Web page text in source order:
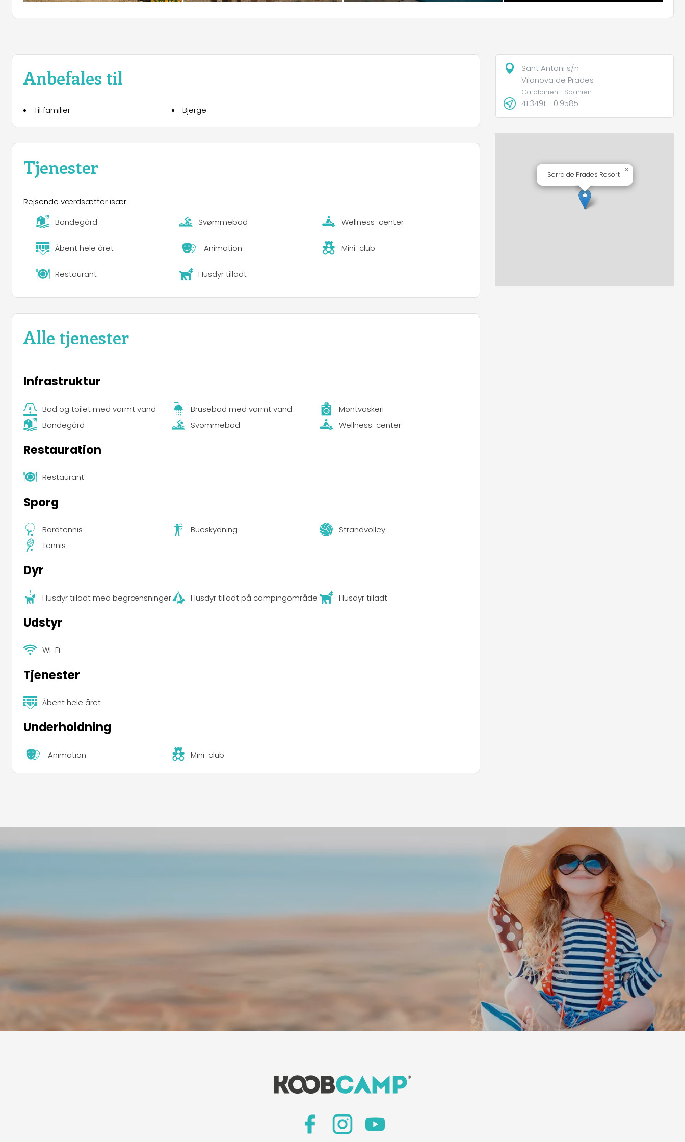
Anbefales til
Til familier Bjerge
Tjenester
Rejsende værdsætter især:
Bondegård
Svømmebad Wellness-center
Åbent hele året Animation Mini-club
Restaurant Husdyr tilladt
Alle tjenester
Infrastruktur
Bad og toilet med varmt vand Brusebad med varmt vand
Møntvaskeri
Bondegård
Svømmebad Wellness-center
Restauration
Restaurant
Sporg
Bordtennis Bueskydning
Strandvolley
Tennis
Dyr
Husdyr tilladt med begrænsninger Husdyr tilladt på campingområde Husdyr tilladt
Udstyr
Wi-Fi
Tjenester
Åbent hele året
Underholdning
Animation Mini-club
Sant Antoni s/n
Vilanova de Prades
Catalonien - Spanien
41.3491 - 0.9585
Serra de Prades Resort
×